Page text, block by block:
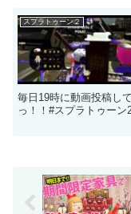
スプラトゥーン２
毎日19時に動画投稿し
っ！！ ​​ #スプラトゥー